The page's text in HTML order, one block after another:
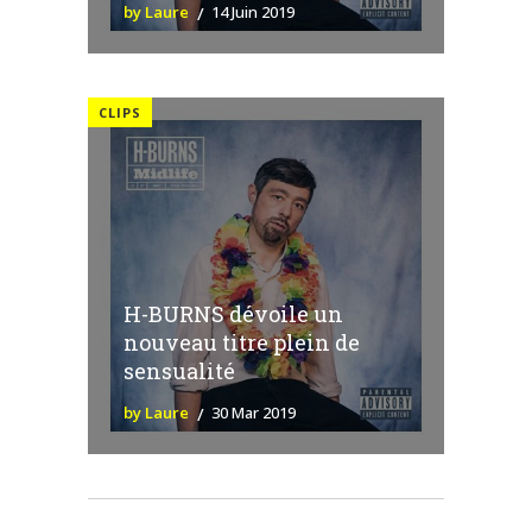
by Laure 14 Juin 2019
CLIPS
H-BURNS dévoile un
nouveau titre plein de
sensualité
by Laure 30 Mar 2019